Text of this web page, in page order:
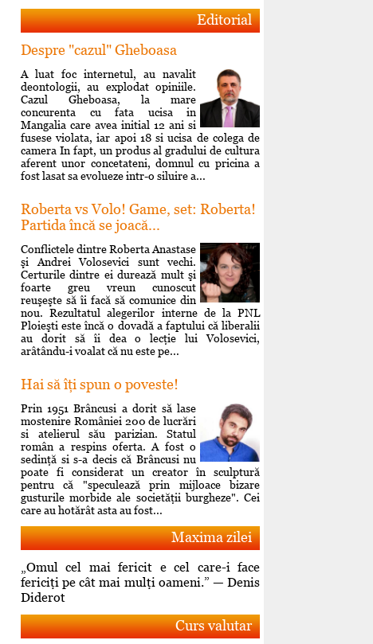
Editorial
Despre "cazul" Gheboasa
A luat foc internetul, au navalit
deontologii, au explodat opiniile.
Cazul Gheboasa, la mare
concurenta cu fata ucisa in
Mangalia care avea initial 12 ani si
fusese violata, iar apoi 18 si ucisa de colega de
camera In fapt, un produs al gradului de cultura
aferent unor concetateni, domnul cu pricina a
fost lasat sa evolueze intr-o siluire a...
Roberta vs Volo! Game, set: Roberta!
Partida încă se joacă...
Conflictele dintre Roberta Anastase
şi Andrei Volosevici sunt vechi.
Certurile dintre ei durează mult şi
foarte greu vreun cunoscut
reuşeşte să îi facă să comunice din
nou. Rezultatul alegerilor interne de la PNL
Ploieşti este încă o dovadă a faptului că liberalii
au dorit să îi dea o lecţie lui Volosevici,
arâtându-i voalat că nu este pe...
Hai să îţi spun o poveste!
Prin 1951 Brâncusi a dorit să lase
mostenire României 200 de lucrări
si atelierul său parizian. Statul
român a respins oferta. A fost o
sedinţă si s-a decis că Brâncusi nu
poate fi considerat un creator în sculptură
pentru că "speculează prin mijloace bizare
gusturile morbide ale societăţii burgheze". Cei
care au hotărât asta au fost...
Maxima zilei
„Omul cel mai fericit e cel care-i face
fericiţi pe cât mai mulţi oameni.” — Denis
Diderot
Curs valutar